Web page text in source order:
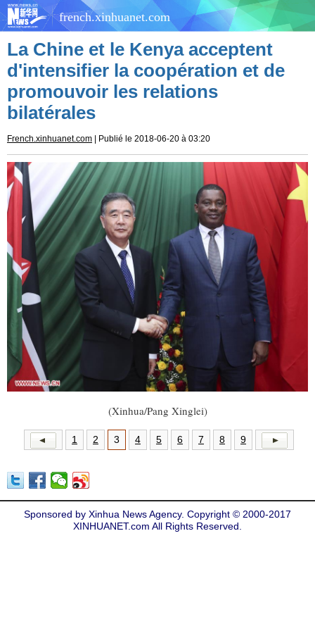
french.xinhuanet.com
La Chine et le Kenya acceptent
d'intensifier la coopération et de
promouvoir les relations
bilatérales
French.xinhuanet.com | Publié le 2018-06-20 à 03:20
(Xinhua/Pang Xinglei)
1 2 3 4 5 6 7 8 9
Sponsored by Xinhua News Agency. Copyright © 2000-2017
XINHUANET.com All Rights Reserved.